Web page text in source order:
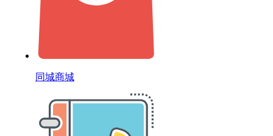
同城商城